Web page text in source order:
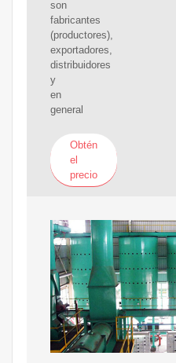
son
fabricantes
(productores),
exportadores,
distribuidores
y
en
general
Obtén
el
precio